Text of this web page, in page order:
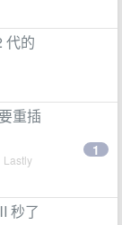
代的
重插
Lastly
1
秒了